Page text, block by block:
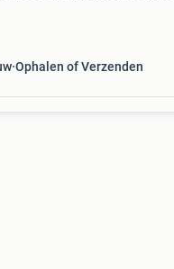
Ophalen of Verzenden